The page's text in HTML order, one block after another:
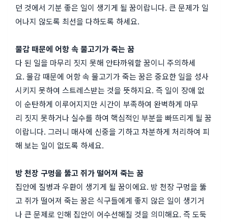
던 것에서 기분 좋은 일이 생기게 될 꿈이랍니다. 큰 문제가 일
어나지 않도록 최선을 다하도록 하세요.
물감 때문에 어항 속 물고기가 죽는 꿈
다 된 일을 마무리 짓지 못해 안타까워할 꿈이니 주의하세
요. 물감 때문에 어항 속 물고기가 죽는 꿈은 중요한 일을 성사
시키지 못하여 스트레스받는 것을 뜻하지요. 즉 일이 장애 없
이 순탄하게 이루어지지만 시간이 부족하여 완벽하게 마무
리 짓지 못하거나 실수를 하여 핵심적인 부분을 빠뜨리게 될 꿈
이랍니다. 그러니 매사에 신중을 기하고 차분하게 처리하여 피
해 보는 일이 없도록 하세요.
방 천장 구멍을 뚫고 쥐가 떨어져 죽는 꿈
집안에 질병과 우환이 생기게 될 꿈이에요. 방 천장 구멍을 뚫
고 쥐가 떨어져 죽는 꿈은 식구들에게 좋지 않은 일이 생기거
나 큰 문제로 인해 집안이 어수선해질 것을 의미해요. 즉 도둑